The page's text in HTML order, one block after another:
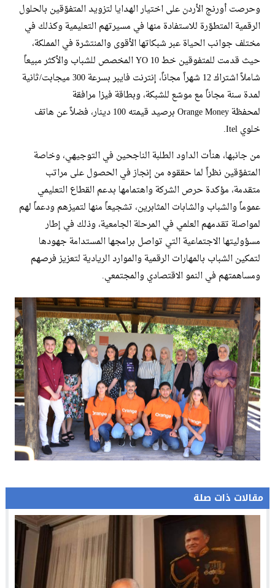
وحرصت أورنج الأردن على اختيار الهدايا لتزويد المتفوّقين بالحلول
الرقمية المتطوّرة للاستفادة منها في مسيرتهم التعليمية وكذلك في
مختلف جوانب الحياة عبر شبكاتها الأقوى والمنتشرة في المملكة،
حيث قدمت للمتفوقين خط YO 10 المخصص للشباب والأكثر مبيعاً
شاملاً اشتراك 12 شهراً مجاناً، إنترنت فايبر بسرعة 300 ميجابت/ثانية
لمدة سنة مجاناً مع موسّع للشبكة، وبطاقة فيزا مرافقة
لمحفظة Orange Money برصيد قيمته 100 دينار، فضلاً عن هاتف
خلوي Itel.
من جانبها، هنأت الداود الطلبة الناجحين في التوجيهي، وخاصة
المتفوّقين نظراً لما حققوه من إنجاز في الحصول على مراتب
متقدمة، مؤكدة حرص الشركة واهتمامها بدعم القطاع التعليمي
عموماً والشباب والشابات المثابرين، تشجيعاً منها لتميزهم ودعماً لهم
لمواصلة تقدمهم العلمي في المرحلة الجامعية، وذلك في إطار
مسؤوليتها الاجتماعية التي تواصل برامجها المستدامة جهودها
لتمكين الشباب بالمهارات الرقمية والموارد الريادية لتعزيز فرصهم
ومساهمتهم في النمو الاقتصادي والمجتمعي.
مقالات ذات صلة